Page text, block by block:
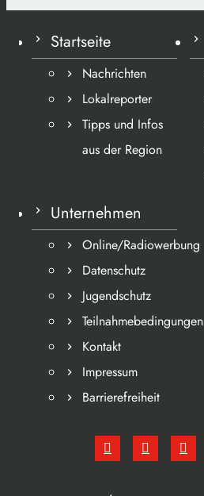
Startseite
Nachrichten
Lokalreporter
Tipps und Infos
aus der Region
Unternehmen
Online/Radiowerbung
Datenschutz
Jugendschutz
Teilnahmebedingungen
Kontakt
Impressum
Barrierefreiheit